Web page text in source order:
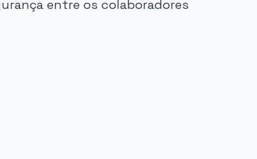
entre os colaboradores